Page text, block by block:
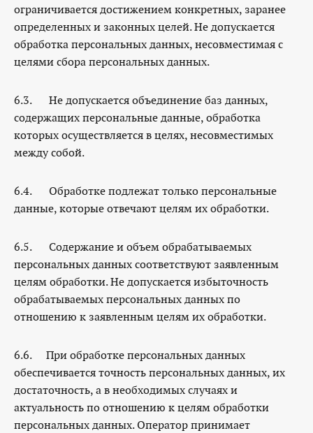
ограничивается достижением конкретных, заранее
определенных и законных целей. Не допускается
обработка персональных данных, несовместимая с
целями сбора персональных данных.
6.3. Не допускается объединение баз данных,
содержащих персональные данные, обработка
которых осуществляется в целях, несовместимых
между собой.
6.4. Обработке подлежат только персональные
данные, которые отвечают целям их обработки.
6.5. Содержание и объем обрабатываемых
персональных данных соответствуют заявленным
целям обработки. Не допускается избыточность
обрабатываемых персональных данных по
отношению к заявленным целям их обработки.
6.6. При обработке персональных данных
обеспечивается точность персональных данных, их
достаточность, а в необходимых случаях и
актуальность по отношению к целям обработки
персональных данных. Оператор принимает